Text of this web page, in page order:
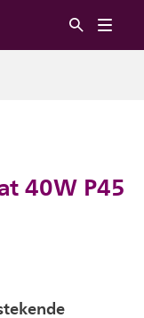
40W P45